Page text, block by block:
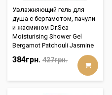
Увлажняющий гель для
душа с бергамотом, пачули
и жасмином Dr.Sea
Moisturising Shower Gel
Bergamot Patchouli Jasmine
384грн. 427грн.